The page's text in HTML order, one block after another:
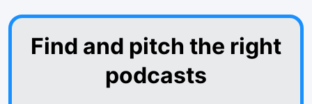
Find and pitch the right
podcasts